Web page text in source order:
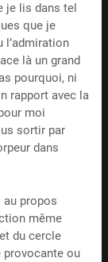
je lis dans tel
que je
l’admiration
là un grand
pourquoi, ni
rapport avec la
moi
sortir par
dans
au propos
même
du cercle
provocante ou